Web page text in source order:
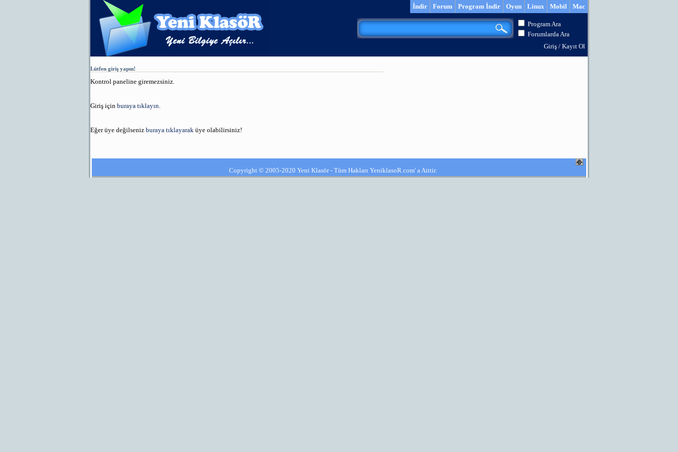
Mac
Mobil
Linux
Oyun
Program İndir
Forum
İndir
Program Ara
Forumlarda Ara
Giriş / Kayıt Ol
Lütfen giriş yapın!
Kontrol paneline giremezsiniz.
Giriş için buraya tıklayın
Eğer üye değilseniz buraya tıklayarak üye olabilirsiniz!
Copyright © 2005-2020 Yeni Klasör - Tüm Hakları YeniklasoR.com' a Aittir.